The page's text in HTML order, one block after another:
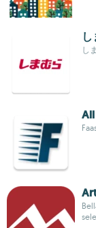
し